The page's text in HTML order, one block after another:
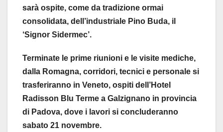
sarà ospite, come da tradizione ormai
consolidata, dell’industriale Pino Buda, il
‘Signor Sidermec’.
Terminate le prime riunioni e le visite mediche,
dalla Romagna, corridori, tecnici e personale si
trasferiranno in Veneto, ospiti dell’Hotel
Radisson Blu Terme a Galzignano in provincia
di Padova, dove i lavori si concluderanno
sabato 21 novembre.